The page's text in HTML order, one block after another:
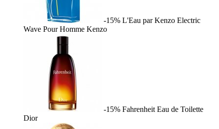
-15% L'Eau par Kenzo Electric
Wave Pour Homme Kenzo
-15% Fahrenheit Eau de Toilette
Dior